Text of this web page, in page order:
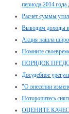
периода 2014
Расчет суммы
Выводим доходы
Акция нашла
Помните
ПОРЯДОК
Досудебное
"О внесении
Поторопитесь
ОЦЕНИТЕ